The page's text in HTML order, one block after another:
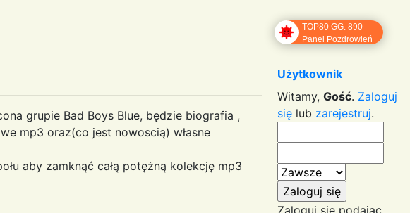
grupie Bad Boys Blue, będzie biografia ,
mp3 oraz(co jest nowoscią) własne
aby zamknąć całą potężną kolekcję mp3
TOP80 GG: 890
Panel Pozdrowień
Użytkownik
Witamy, Gość. Zaloguj
się lub zarejestruj.
Zaloguj się podając